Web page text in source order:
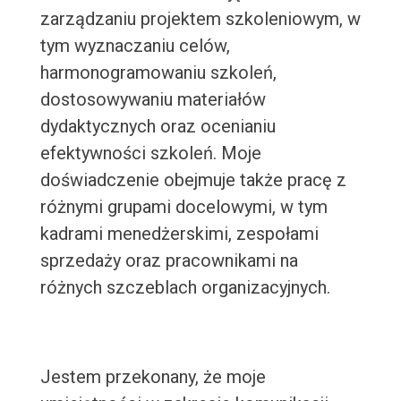
zarządzaniu projektem szkoleniowym, w
tym wyznaczaniu celów,
harmonogramowaniu szkoleń,
dostosowywaniu materiałów
dydaktycznych oraz ocenianiu
efektywności szkoleń. Moje
doświadczenie obejmuje także pracę z
różnymi grupami docelowymi, w tym
kadrami menedżerskimi, zespołami
sprzedaży oraz pracownikami na
różnych szczeblach organizacyjnych.
Jestem przekonany, że moje